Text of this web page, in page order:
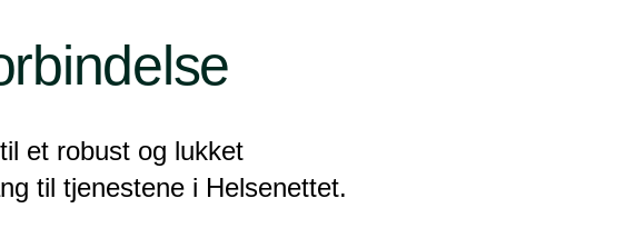
et robust og lukket
til tjenestene i Helsenettet.